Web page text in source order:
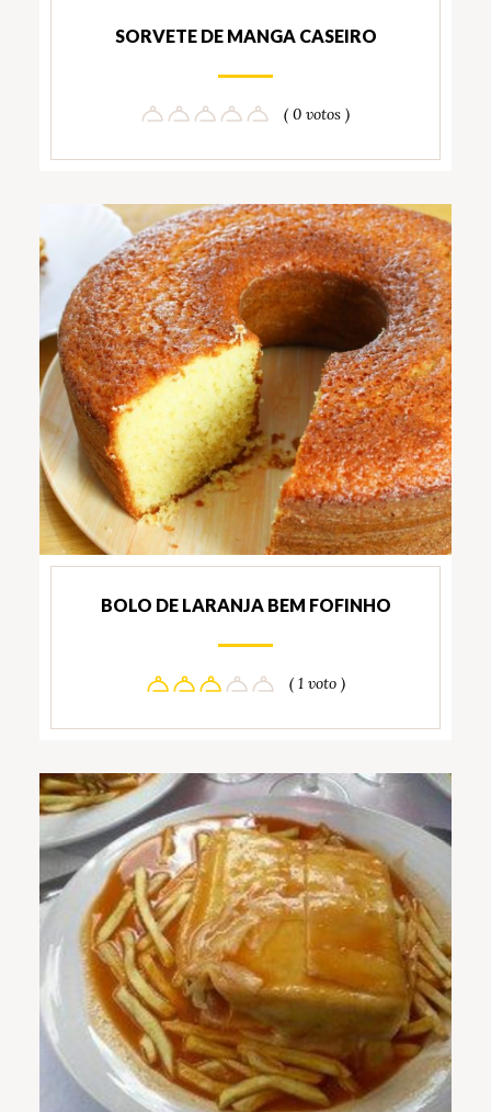
SORVETE DE MANGA CASEIRO
( 0 votos )
BOLO DE LARANJA BEM FOFINHO
( 1 voto )